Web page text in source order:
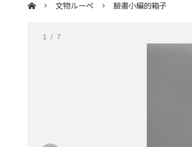
文物ルーペ 臉書小編的箱子
1 / 7